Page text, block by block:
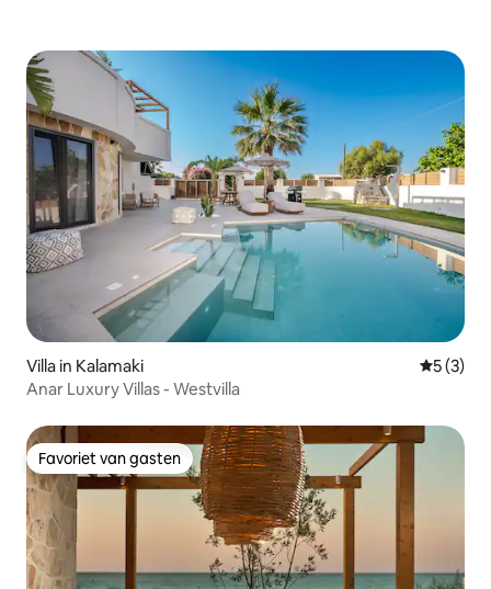
Villa in Kalamaki
5 (3)
Anar Luxury Villas - Westvilla
Favoriet van gasten
Favoriet van gasten